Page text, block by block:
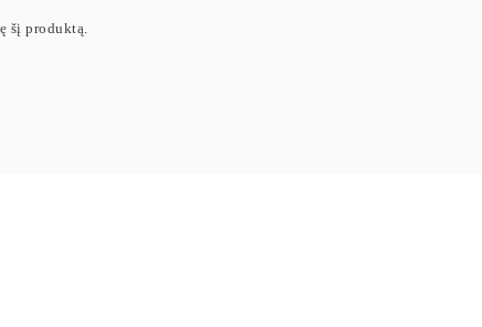
šį produktą.